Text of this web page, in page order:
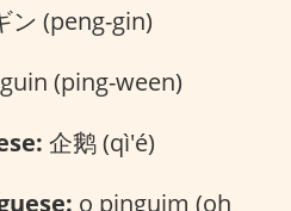
ン (peng-gin)
(ping-ween)
企鹅 (qì'é)
o pinguim (oh